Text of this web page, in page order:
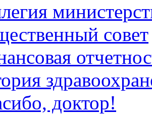
совет
доктор!